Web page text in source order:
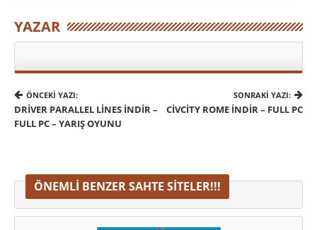
YAZAR
ÖNCEKI YAZI:
DRIVER PARALLEL LINES İNDIR –
FULL PC – YARIŞ OYUNU
SONRAKI YAZI:
CIVCITY ROME İNDIR – FULL PC
ÖNEMLI BENZER SAHTE SITELER!!!